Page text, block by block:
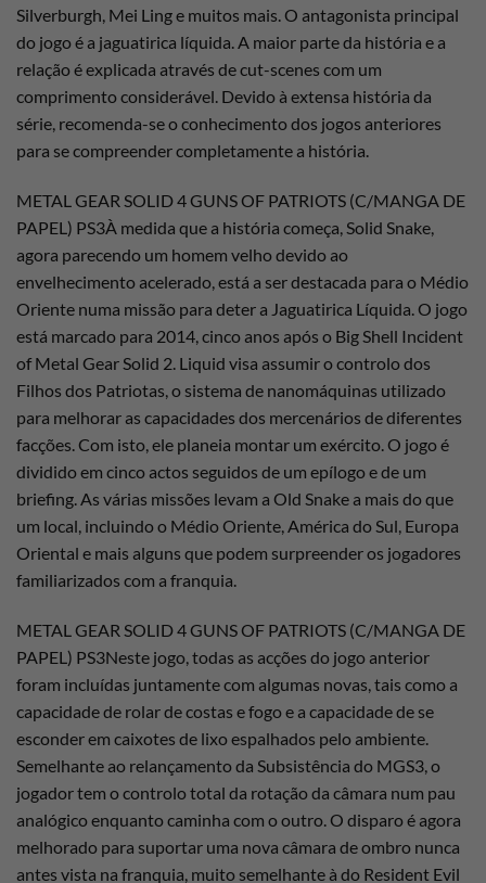
Silverburgh, Mei Ling e muitos mais. O antagonista principal
do jogo é a jaguatirica líquida. A maior parte da história e a
relação é explicada através de cut-scenes com um
comprimento considerável. Devido à extensa história da
série, recomenda-se o conhecimento dos jogos anteriores
para se compreender completamente a história.
METAL GEAR SOLID 4 GUNS OF PATRIOTS (C/MANGA DE
PAPEL) PS3À medida que a história começa, Solid Snake,
agora parecendo um homem velho devido ao
envelhecimento acelerado, está a ser destacada para o Médio
Oriente numa missão para deter a Jaguatirica Líquida. O jogo
está marcado para 2014, cinco anos após o Big Shell Incident
of Metal Gear Solid 2. Liquid visa assumir o controlo dos
Filhos dos Patriotas, o sistema de nanomáquinas utilizado
para melhorar as capacidades dos mercenários de diferentes
facções. Com isto, ele planeia montar um exército. O jogo é
dividido em cinco actos seguidos de um epílogo e de um
briefing. As várias missões levam a Old Snake a mais do que
um local, incluindo o Médio Oriente, América do Sul, Europa
Oriental e mais alguns que podem surpreender os jogadores
familiarizados com a franquia.
METAL GEAR SOLID 4 GUNS OF PATRIOTS (C/MANGA DE
PAPEL) PS3Neste jogo, todas as acções do jogo anterior
foram incluídas juntamente com algumas novas, tais como a
capacidade de rolar de costas e fogo e a capacidade de se
esconder em caixotes de lixo espalhados pelo ambiente.
Semelhante ao relançamento da Subsistência do MGS3, o
jogador tem o controlo total da rotação da câmara num pau
analógico enquanto caminha com o outro. O disparo é agora
melhorado para suportar uma nova câmara de ombro nunca
antes vista na franquia, muito semelhante à do Resident Evil